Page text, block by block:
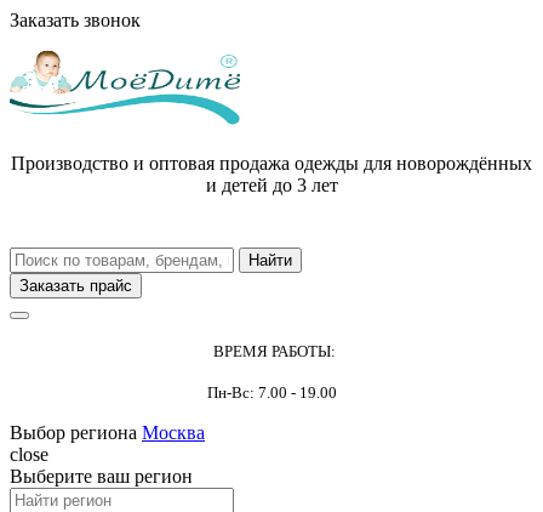
Заказать звонок
Производство и оптовая продажа одежды для новорождённых
и детей до 3 лет
Заказать прайс
ВРЕМЯ РАБОТЫ:
Пн-Вс: 7.00 - 19.00
Выбор региона Москва
close
Выберите ваш регион